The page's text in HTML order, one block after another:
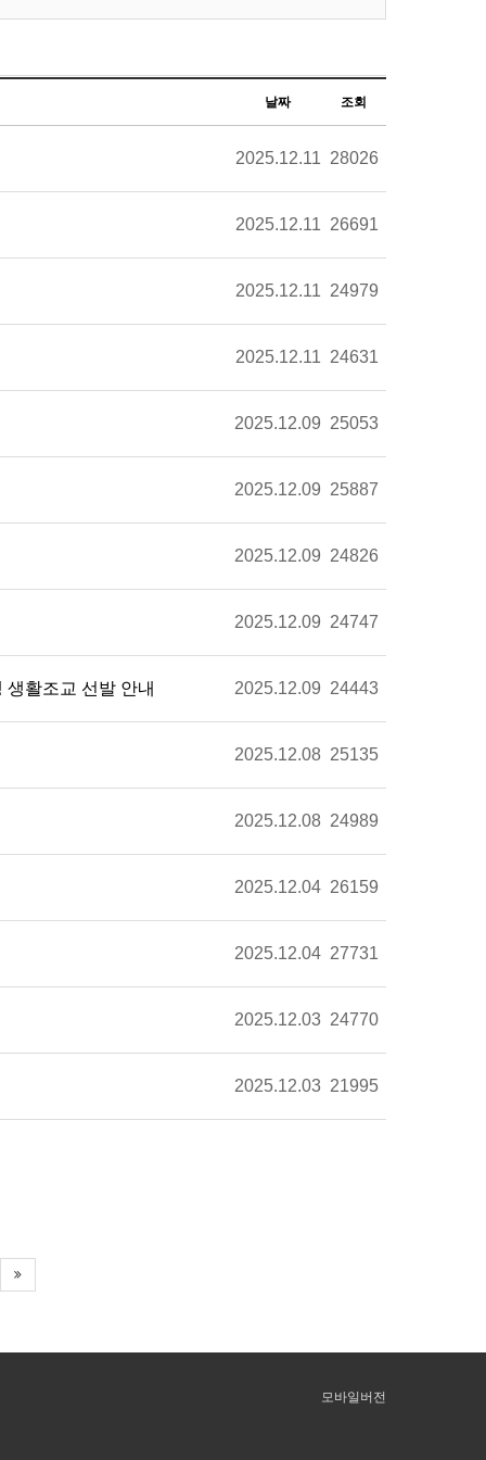
날짜 조회
2025.12.11 28026
2025.12.11 26691
2025.12.11 24979
2025.12.11 24631
2025.12.09 25053
2025.12.09 25887
2025.12.09 24826
2025.12.09 24747
활조교 선발 안내 2025.12.09 24443
2025.12.08 25135
2025.12.08 24989
2025.12.04 26159
2025.12.04 27731
2025.12.03 24770
2025.12.03 21995
모바일버전